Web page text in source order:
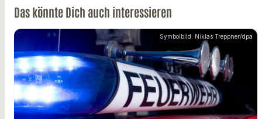
Das könnte Dich auch interessieren
Symbolbild: Niklas Treppner/dpa